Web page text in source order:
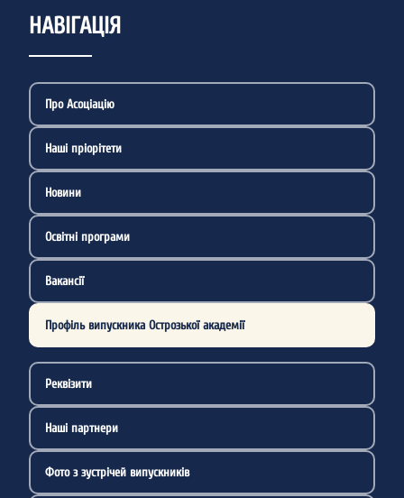
НАВІГАЦІЯ
Про Асоціацію
Наші пріорітети
Новини
Освітні програми
Вакансії
Профіль випускника Острозької академії
Реквізити
Наші партнери
Фото з зустрічей випускників